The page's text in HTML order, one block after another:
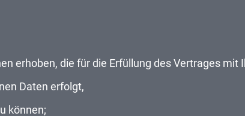
erhoben, die für die Erfüllung des Vertrages mit
Daten erfolgt,
können;